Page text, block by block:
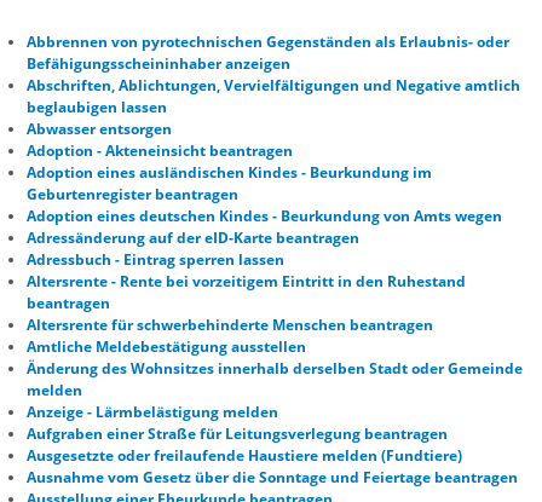
Abbrennen von pyrotechnischen Gegenständen als Erlaubnis- oder
Befähigungsscheininhaber anzeigen
Abschriften, Ablichtungen, Vervielfältigungen und Negative amtlich
beglaubigen lassen
Abwasser entsorgen
Adoption - Akteneinsicht beantragen
Adoption eines ausländischen Kindes - Beurkundung im
Geburtenregister beantragen
Adoption eines deutschen Kindes - Beurkundung von Amts wegen
Adressänderung auf der eID-Karte beantragen
Adressbuch - Eintrag sperren lassen
Altersrente - Rente bei vorzeitigem Eintritt in den Ruhestand
beantragen
Altersrente für schwerbehinderte Menschen beantragen
Amtliche Meldebestätigung ausstellen
Änderung des Wohnsitzes innerhalb derselben Stadt oder Gemeinde
melden
Anzeige - Lärmbelästigung melden
Aufgraben einer Straße für Leitungsverlegung beantragen
Ausgesetzte oder freilaufende Haustiere melden (Fundtiere)
Ausnahme vom Gesetz über die Sonntage und Feiertage beantragen